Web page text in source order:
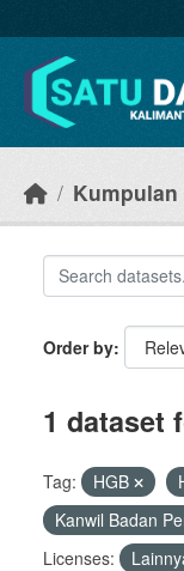
Kumpulan
Order by
1 dataset
Tag: HGB
Kanwil Badan
Licenses: